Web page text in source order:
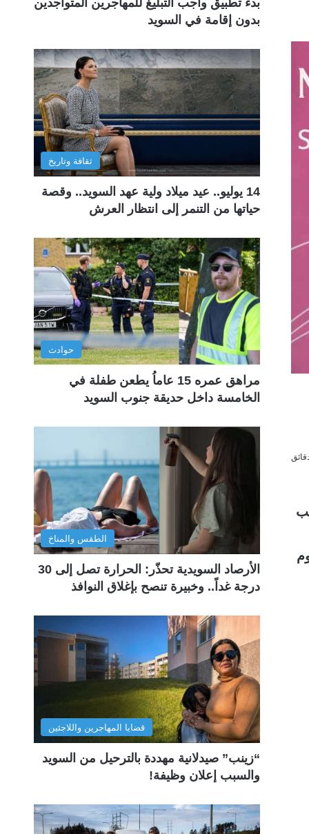
بدء تطبيق واجب التبليغ للمهاجرين المتواجدين
بدون إقامة في السويد
ثقافة وتاريخ
14 يوليو.. عيد ميلاد ولية عهد السويد.. وقصة
حياتها من التنمر إلى انتظار العرش
حوادث
مراهق عمره 15 عاماُ يطعن طفلة في
الخامسة داخل حديقة جنوب السويد
الطقس والمناخ
الأرصاد السويدية تحذّر: الحرارة تصل إلى 30
درجة غداً.. وخبيرة تنصح بإغلاق النوافذ
قضايا المهاجرين واللاجئين
“زينب” صيدلانية مهددة بالترحيل من السويد
والسبب إعلان وظيفة!